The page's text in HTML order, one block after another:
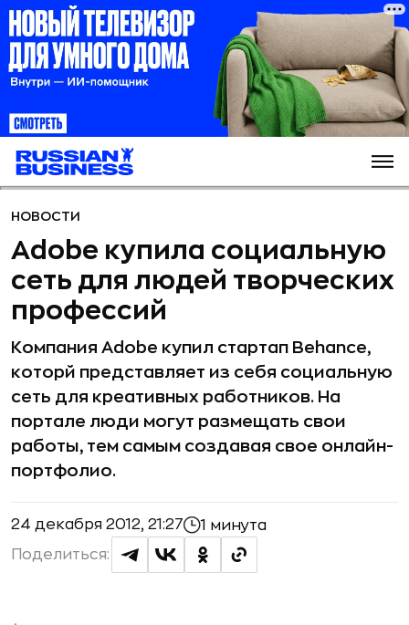
НОВОСТИ
Adobe купила социальную
сеть для людей творческих
профессий
Компания Adobe купил стартап Behance,
которй представляет из себя социальную
сеть для креативных работников. На
портале люди могут размещать свои
работы, тем самым создавая свое онлайн-
портфолио.
24 декабря 2012, 21:27 1 минута
Поделиться: